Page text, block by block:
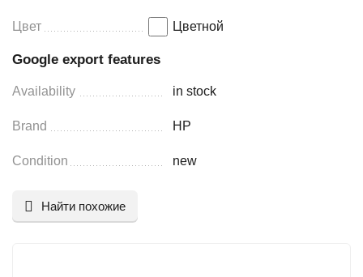
Цвет Цветной
Google export features
Availability in stock
Brand HP
Condition new
Найти похожие